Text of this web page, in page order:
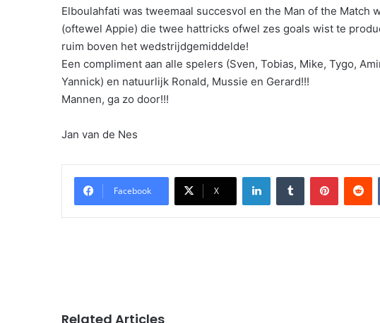
Elboulahfati was tweemaal succesvol en the Man of the Match
(oftewel Appie) die twee hattricks ofwel zes goals wist te
ruim boven het wedstrijdgemiddelde!
Een compliment aan alle spelers (Sven, Tobias, Mike, Tygo,
Yannick) en natuurlijk Ronald, Mussie en Gerard!!!
Mannen, ga zo door!!!
Jan van de Nes
Facebook X
LinkedInTumblr Pinterest
Related Articles